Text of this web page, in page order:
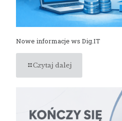
Nowe informacje ws Dig.IT
Czytaj dalej